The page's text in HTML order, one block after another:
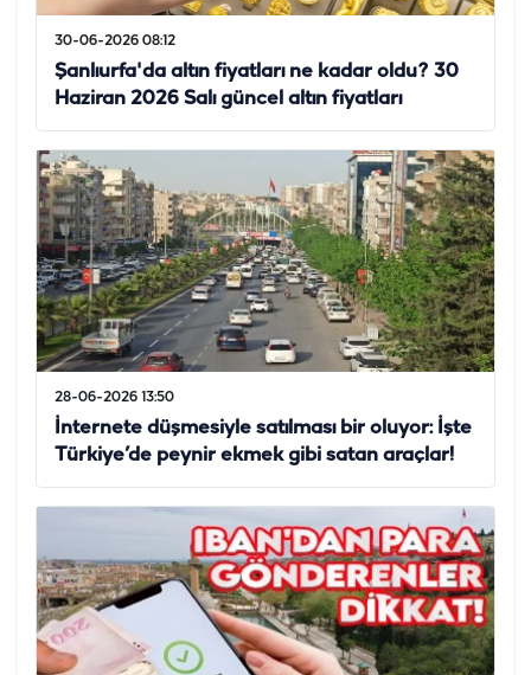
30-06-2026 08:12
Şanlıurfa'da altın fiyatları ne kadar oldu? 30
Haziran 2026 Salı güncel altın fiyatları
28-06-2026 13:50
İnternete düşmesiyle satılması bir oluyor: İşte
Türkiye’de peynir ekmek gibi satan araçlar!